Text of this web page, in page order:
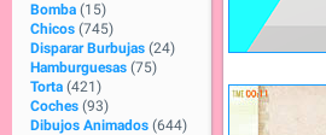
Bomba (15)
Chicos (745)
Disparar Burbujas (24)
Hamburguesas (75)
Torta (421)
Coches (93)
Dibujos Animados (644)